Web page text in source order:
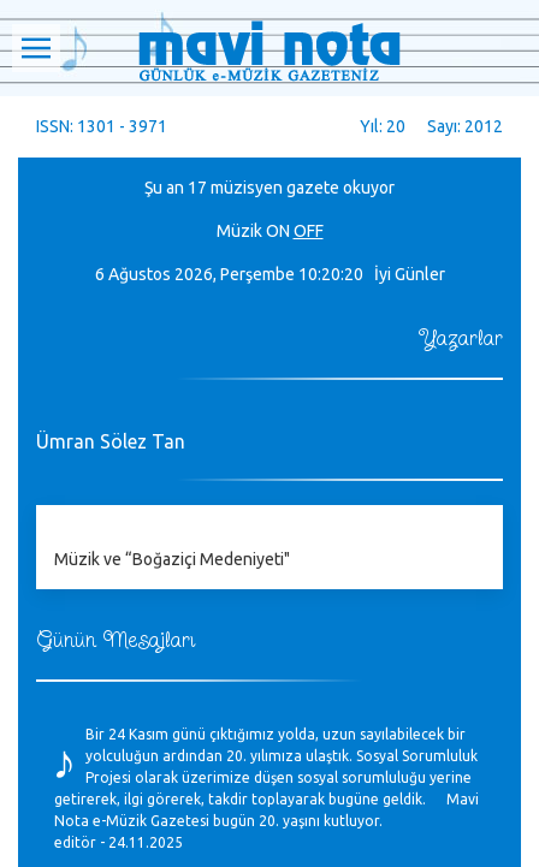
ISSN: 1301 - 3971 Yıl: 20 Sayı: 2012
Şu an 17 müzisyen gazete okuyor
MüzikON OFF
6 Ağustos 2026, Perşembe 10:20:20 İyi Günler
Günün Mesajları
♪
Bir 24 Kasım günü çıktığımız yolda, uzun sayılabilecek bir
yolculuğun ardından 20. yılımıza ulaştık. Sosyal Sorumluluk
Projesi olarak üzerimize düşen sosyal sorumluluğu yerine
getirerek, ilgi görerek, takdir toplayarak bugüne geldik. Mavi
Nota e-Müzik Gazetesi bugün 20. yaşını kutluyor.
editör - 24.11.2025
Yazarlar
Ümran Sölez Tan
Müzik ve “Boğaziçi Medeniyeti"